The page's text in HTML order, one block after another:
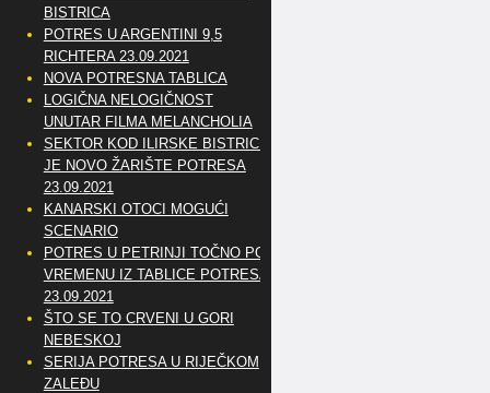
BISTRICA
POTRES U ARGENTINI 9,5
RICHTERA 23.09.2021
NOVA POTRESNA TABLICA
LOGIČNA NELOGIČNOST
UNUTAR FILMA MELANCHOLIA
SEKTOR KOD ILIRSKE BISTRICE
JE NOVO ŽARIŠTE POTRESA
23.09.2021
KANARSKI OTOCI MOGUĆI
SCENARIO
POTRES U PETRINJI TOČNO PO
VREMENU IZ TABLICE POTRESA
23.09.2021
ŠTO SE TO CRVENI U GORI
NEBESKOJ
SERIJA POTRESA U RIJEČKOM
ZALEĐU